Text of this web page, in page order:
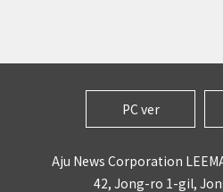
PC ver
Aju News Corporation
42, Jong-ro 1-gil,